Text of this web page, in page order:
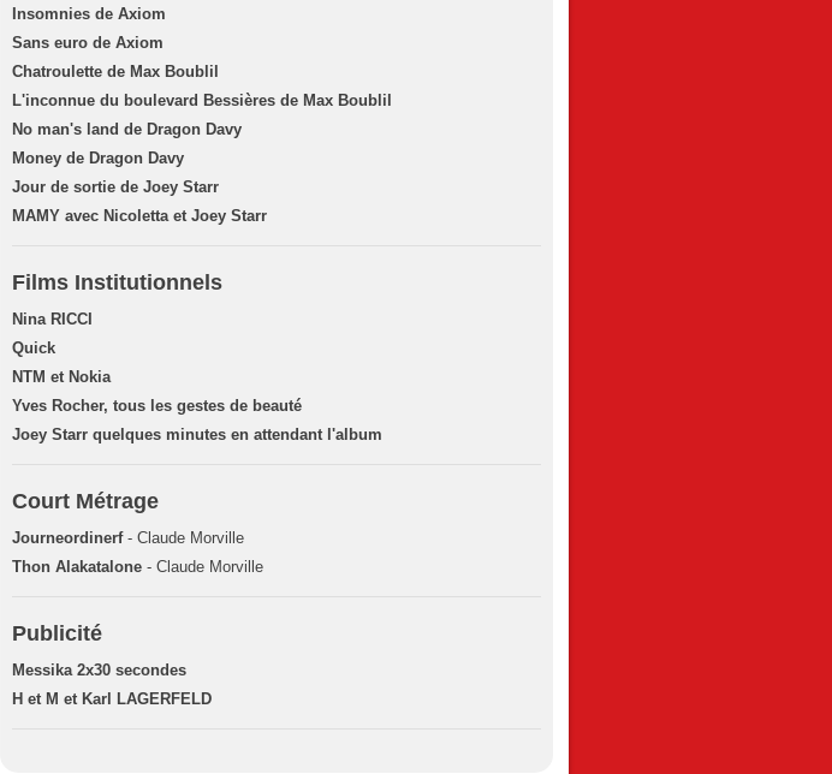
Insomnies de Axiom
Sans euro de Axiom
Chatroulette de Max Boublil
L'inconnue du boulevard Bessières de Max Boublil
No man's land de Dragon Davy
Money de Dragon Davy
Jour de sortie de Joey Starr
MAMY avec Nicoletta et Joey Starr
Films Institutionnels
Nina RICCI
Quick
NTM et Nokia
Yves Rocher, tous les gestes de beauté
Joey Starr quelques minutes en attendant l'album
Court Métrage
Journeordinerf- Claude Morville
Thon Alakatalone - Claude Morville
Publicité
Messika 2x30 secondes
H et M et Karl LAGERFELD